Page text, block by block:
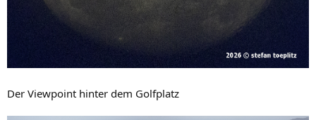
Der Viewpoint hinter dem Golfplatz